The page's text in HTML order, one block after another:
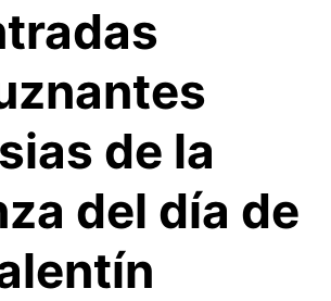
de la
del día de